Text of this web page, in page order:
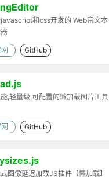
和css开发的 Web富文本
GitHub
,轻量级,可配置的懒加载图片工具
GitHub
图像延迟加载JS插件【懒加载】